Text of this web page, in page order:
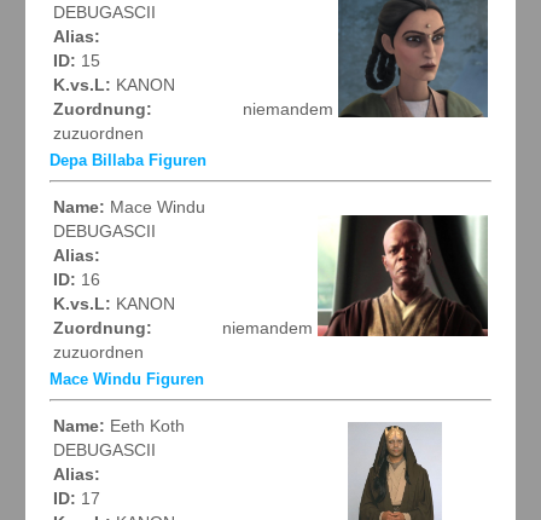
DEBUGASCII
Alias:
ID: 15
K.vs.L: KANON
Zuordnung: niemandem
zuzuordnen
Depa Billaba Figuren
Name: Mace Windu
DEBUGASCII
Alias:
ID: 16
K.vs.L: KANON
Zuordnung: niemandem
zuzuordnen
Mace Windu Figuren
Name: Eeth Koth
DEBUGASCII
Alias:
ID: 17